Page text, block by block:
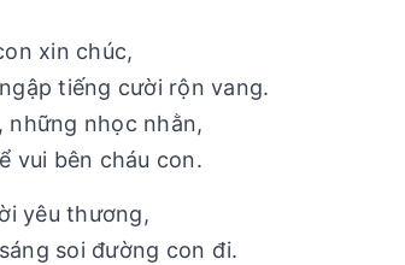
xin chúc,
tiếng cười rộn vang.
những nhọc nhằn,
vui bên cháu con.
yêu thương,
soi đường con đi.